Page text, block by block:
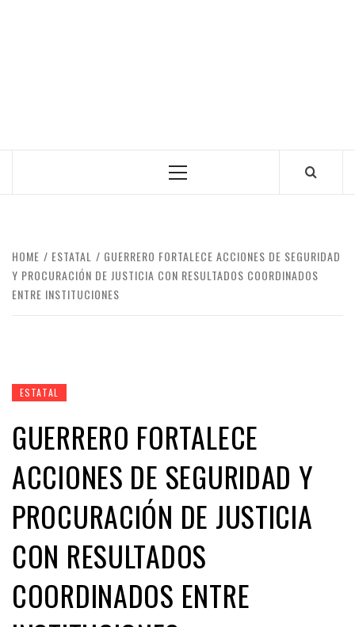
Primary
HOME ESTATAL
GUERRERO FORTALECE ACCIONES DE SEGURIDAD
Y PROCURACIÓN DE JUSTICIA CON RESULTADOS COORDINADOS
ENTRE INSTITUCIONES
ESTATAL
GUERRERO FORTALECE
ACCIONES DE SEGURIDAD Y
PROCURACIÓN DE JUSTICIA
CON RESULTADOS
COORDINADOS ENTRE